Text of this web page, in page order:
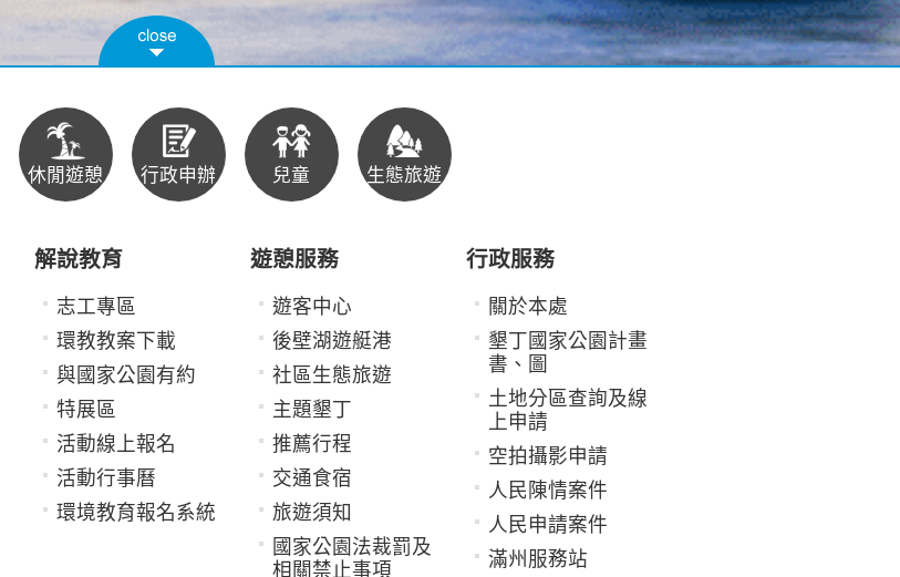
休閒遊憩 行政申辦 兒童 生態旅遊
解說教育
志工專區
環教教案下載
與國家公園有約
特展區
活動線上報名
活動行事曆
環境教育報名系統
遊憩服務
遊客中心
後壁湖遊艇港
社區生態旅遊
主題墾丁
推薦行程
交通食宿
旅遊須知
國家公園法裁罰及
相關禁止事項
行政服務
關於本處
墾丁國家公園計畫
書、圖
土地分區查詢及線
上申請
空拍攝影申請
人民陳情案件
人民申請案件
滿州服務站